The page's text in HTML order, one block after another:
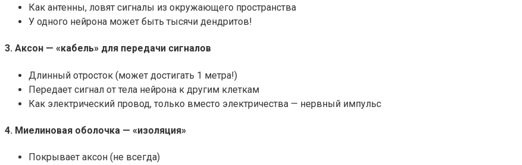
Как антенны, ловят сигналы из окружающего пространства
У одного нейрона может быть тысячи дендритов!
3. Аксон — «кабель» для передачи сигналов
Длинный отросток (может достигать 1 метра!)
Передает сигнал от тела нейрона к другим клеткам
Как электрический провод, только вместо электричества — нервный импульс
4. Миелиновая оболочка — «изоляция»
Покрывает аксон (не всегда)